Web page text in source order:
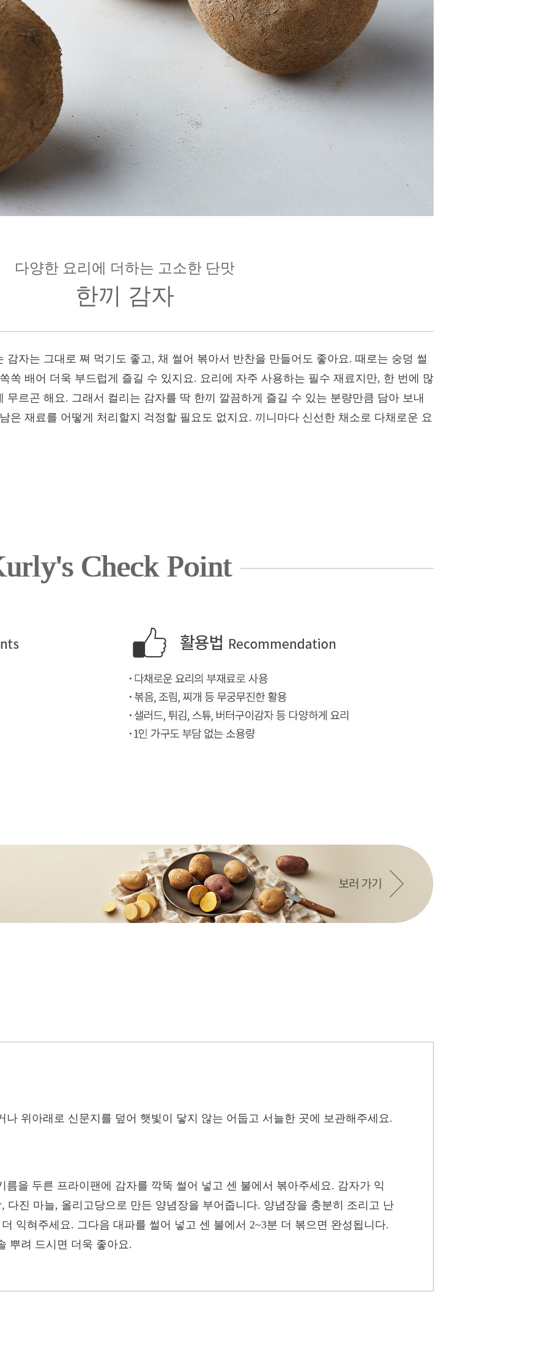
다양한 요리에 더하는 고소한 단맛
한끼 감자
감자는 그대로 쪄 먹기도 좋고, 채 썰어 볶아서 반찬을 만들어도 좋아요. 때로는 숭덩 썰
쏙 배어 더욱 부드럽게 즐길 수 있지요. 요리에 자주 사용하는 필수 재료지만, 한 번에 많
르곤 해요. 그래서 컬리는 감자를 딱 한끼 깔끔하게 즐길 수 있는 분량만큼 담아 보내
은 재료를 어떻게 처리할지 걱정할 필요도 없지요. 끼니마다 신선한 채소로 다채로운 요
Check Point
나 위아래로 신문지를 덮어 햇빛이 닿지 않는 어둡고 서늘한 곳에 보관해주세요.
름을 두른 프라이팬에 감자를 깍뚝 썰어 넣고 센 불에서 볶아주세요. 감자가 익
다진 마늘, 올리고당으로 만든 양념장을 부어줍니다. 양념장을 충분히 조리고 난
익혀주세요. 그다음 대파를 썰어 넣고 센 불에서 2~3분 더 볶으면 완성됩니다.
뿌려 드시면 더욱 좋아요.